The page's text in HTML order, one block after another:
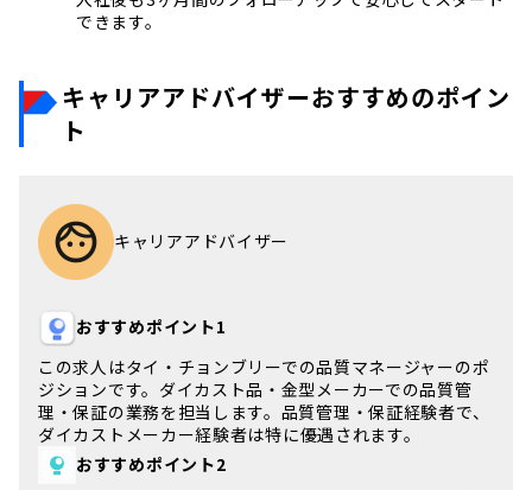
できます。
キャリアアドバイザーおすすめのポイン
ト
キャリアアドバイザー
おすすめポイント1
この求人はタイ・チョンブリーでの品質マネージャーのポ
ジションです。ダイカスト品・金型メーカーでの品質管
理・保証の業務を担当します。品質管理・保証経験者で、
ダイカストメーカー経験者は特に優遇されます。
おすすめポイント2